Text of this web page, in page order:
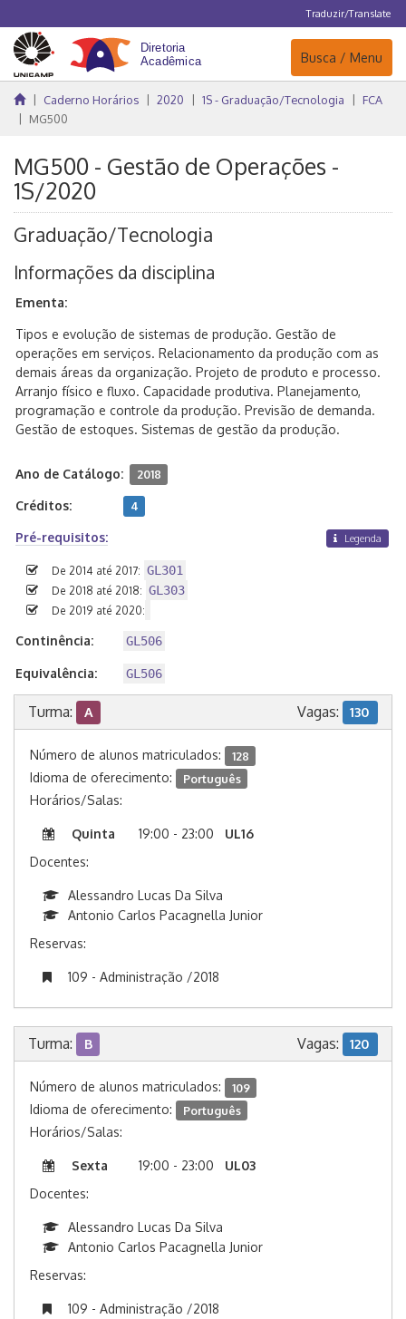
Traduzir/Translate
Navegação
Busca / Menu
Caderno Horários 2020 1S - Graduação/Tecnologia
FCA
MG500
MG500 - Gestão de Operações -
1S/2020
Graduação/Tecnologia
Informações da disciplina
Ementa:
Tipos e evolução de sistemas de produção. Gestão de
operações em serviços. Relacionamento da produção com as
demais áreas da organização. Projeto de produto e processo.
Arranjo físico e fluxo. Capacidade produtiva. Planejamento,
programação e controle da produção. Previsão de demanda.
Gestão de estoques. Sistemas de gestão da produção.
Ano de Catálogo: 2018
Créditos: 4
Pré-requisitos: Legenda
De 2014 até 2017: GL301
De 2018 até 2018: GL303
De 2019 até 2020:
Continência: GL506
Equivalência: GL506
Turma: A Vagas: 130
Número de alunos matriculados: 128
Idioma de oferecimento: Português
Horários/Salas:
Quinta 19:00 - 23:00
UL16
Docentes:
Alessandro Lucas Da Silva
Antonio Carlos Pacagnella Junior
Reservas:
109 - Administração /2018
Turma: B Vagas: 120
Número de alunos matriculados: 109
Idioma de oferecimento: Português
Horários/Salas:
Sexta 19:00 - 23:00
UL03
Docentes:
Alessandro Lucas Da Silva
Antonio Carlos Pacagnella Junior
Reservas:
109 - Administração /2018